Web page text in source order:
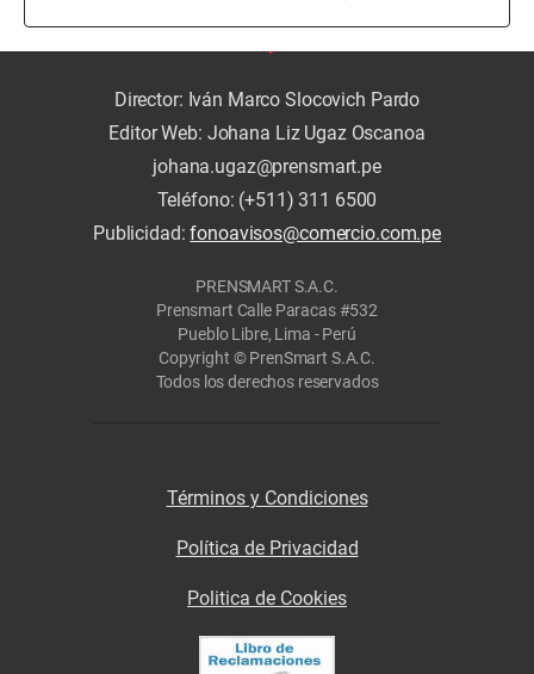
Director: Iván Marco Slocovich Pardo
Editor Web: Johana Liz Ugaz Oscanoa
johana.ugaz@prensmart.pe
Teléfono: (+511) 311 6500
Publicidad:fonoavisos@comercio.com.pe
PRENSMART S.A.C.
Prensmart Calle Paracas #532
Pueblo Libre, Lima - Perú
Copyright © PrenSmart S.A.C.
Todos los derechos reservados
Términos y Condiciones
Política de Privacidad
Politica de Cookies